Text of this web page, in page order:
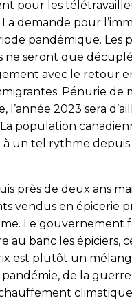
pour les
demande pour
pandémique. Les
ne seront que
avec le retour
Pénurie de
l’année 2023 sera
population
un tel rythme depuis
près de deux ans
vendus en épicerie
Le gouvernement
au banc les épiciers,
est plutôt un
de la